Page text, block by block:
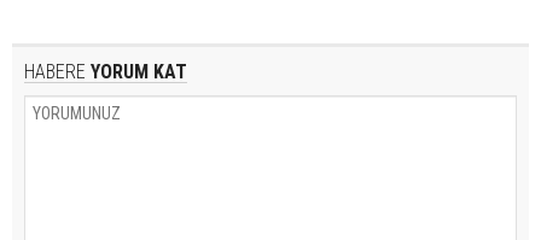
HABERE YORUM KAT